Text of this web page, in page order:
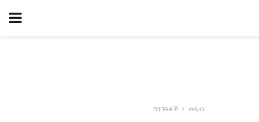
ግንኙነቶች ወሲብ